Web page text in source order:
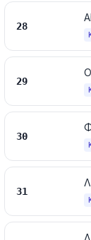
28
29
30
31